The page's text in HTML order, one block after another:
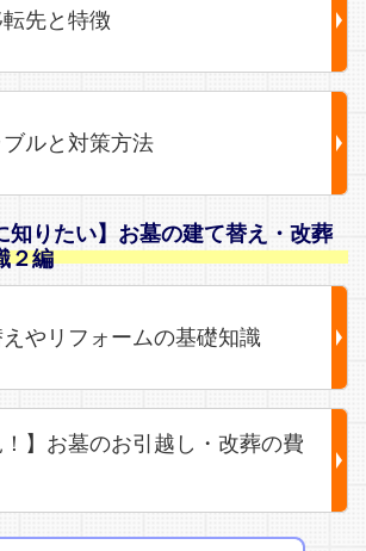
先と特徴
ルと対策方法
知りたい】お墓の建て替え・改葬
２編
やリフォームの基礎知識
！】お墓のお引越し・改葬の費